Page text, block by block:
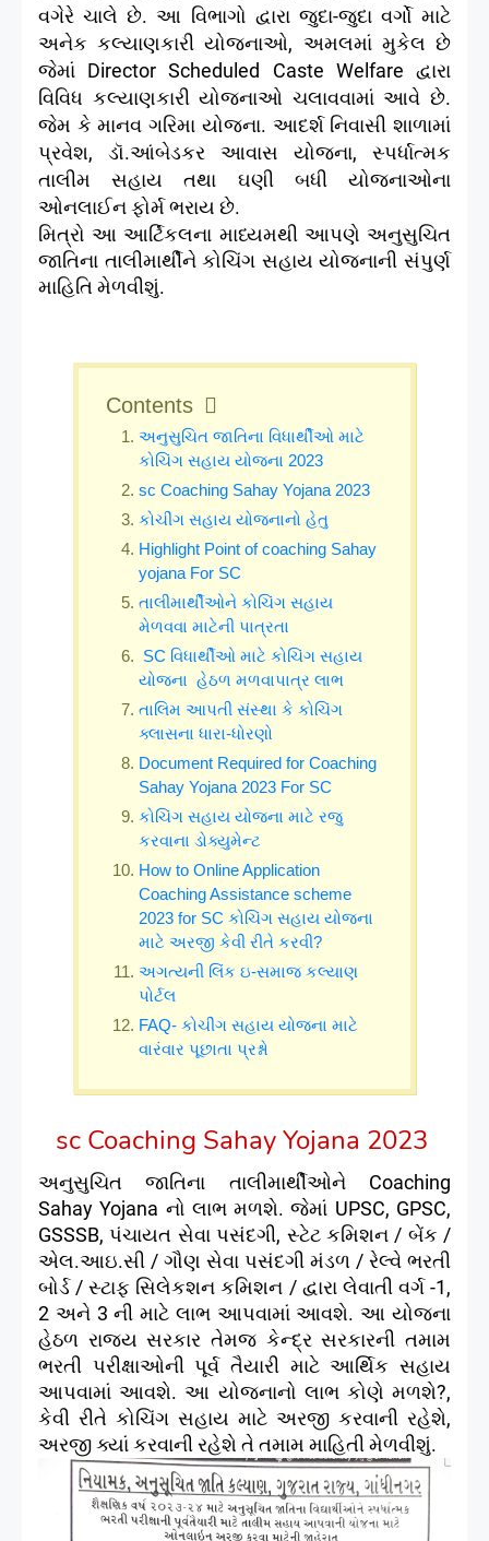
વગેરે ચાલે છે. આ વિભાગો દ્વારા જુદા-જુદા વર્ગો માટે
અનેક કલ્યાણકારી યોજનાઓ, અમલમાં મુકેલ છે
જેમાં Director Scheduled Caste Welfare દ્વારા
વિવિધ કલ્યાણકારી યોજનાઓ ચલાવવામાં આવે છે.
જેમ કે માનવ ગરિમા યોજના. આદર્શ નિવાસી શાળામાં
પ્રવેશ, ડૉ.આંબેડકર આવાસ યોજના, સ્પર્ધાત્મક
તાલીમ સહાય તથા ઘણી બધી યોજનાઓના
ઓનલાઈન ફોર્મ ભરાય છે.
મિત્રો આ આર્ટિકલના માધ્યમથી આપણે અનુસુચિત
જાતિના તાલીમાર્થીને કોચિંગ સહાય યોજનાની સંપુર્ણ
માહિતિ મેળવીશું.
Contents
અનુસુચિત જાતિના વિધાર્થીઓ માટે
કોચિંગ સહાય યોજના 2023
sc Coaching Sahay Yojana 2023
કોચીંગ સહાય યોજનાનો હેતુ
Highlight Point of coaching Sahay
yojana For SC
તાલીમાર્થીઓને કોચિંગ સહાય
મેળવવા માટેની પાત્રતા
SC વિધાર્થીઓ માટે કોચિંગ સહાય
યોજના હેઠળ મળવાપાત્ર લાભ
તાલિમ આપતી સંસ્થા કે કોચિંગ
ક્લાસના ધારા-ધોરણો
Document Required for Coaching
Sahay Yojana 2023 For SC
કોચિંગ સહાય યોજના માટે રજુ
કરવાના ડોક્યુમેન્‍ટ
How to Online Application
Coaching Assistance scheme
2023 for SC કોચિંગ સહાય યોજના
માટે અરજી કેવી રીતે કરવી?
અગત્યની લિંક ઇ-સમાજ કલ્યાણ
પોર્ટલ
FAQ- કોચીંગ સહાય યોજના માટે
વારંવાર પૂછાતા પ્રશ્નો
sc Coaching Sahay Yojana 2023
અનુસુચિત જાતિના તાલીમાર્થીઓને Coaching
Sahay Yojana નો લાભ મળશે. જેમાં UPSC, GPSC,
GSSSB, પંચાયત સેવા પસંદગી, સ્ટેટ કમિશન / બેંક /
એલ.આઇ.સી / ગૌણ સેવા પસંદગી મંડળ / રેલ્વે ભરતી
બોર્ડ / સ્ટાફ સિલેકશન કમિશન / દ્વારા લેવાતી વર્ગ -1,
2 અને 3 ની માટે લાભ આપવામાં આવશે. આ યોજના
હેઠળ રાજય સરકાર તેમજ કેન્‍દ્ર સરકારની તમામ
ભરતી પરીક્ષાઓની પૂર્વ તૈયારી માટે આર્થિક સહાય
આપવામાં આવશે. આ યોજનાનો લાભ કોણે મળશે?,
કેવી રીતે કોચિંગ સહાય માટે અરજી કરવાની રહેશે,
અરજી ક્યાં કરવાની રહેશે તે તમામ માહિતી મેળવીશું.